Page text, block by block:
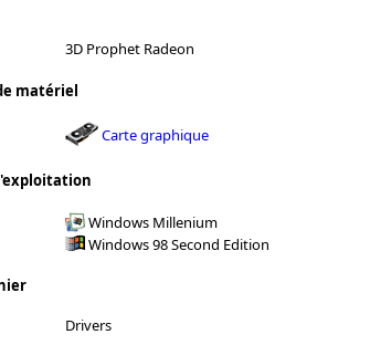
3D Prophet Radeon
matériel
Carte graphique
Windows Millenium
Windows 98 Second Edition
Drivers